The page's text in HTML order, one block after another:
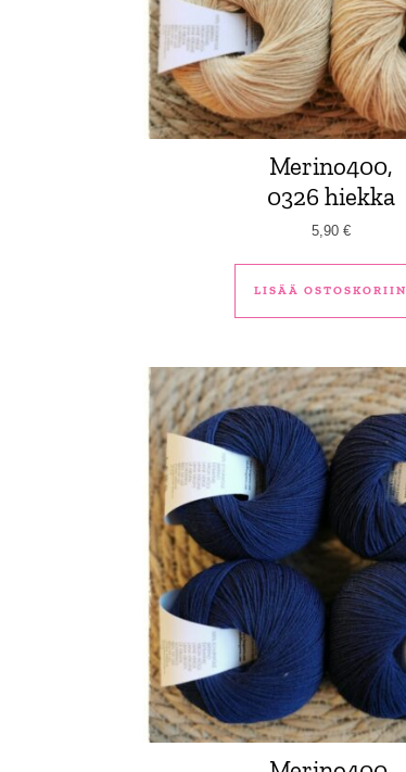
Merino400,
0326 hiekka
5,90 €
LISÄÄ OSTOSKORIIN